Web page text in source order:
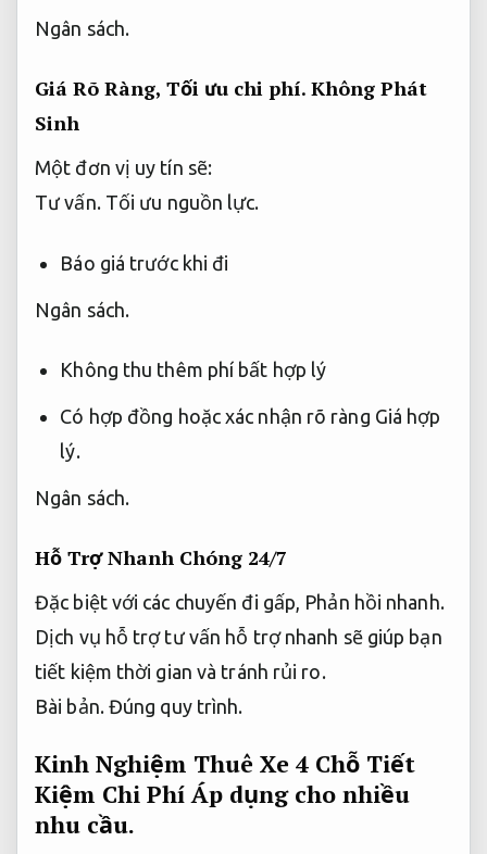
Ngân sách.
Giá Rõ Ràng, Tối ưu chi phí. Không Phát
Sinh
Một đơn vị uy tín sẽ:
Tư vấn. Tối ưu nguồn lực.
Báo giá trước khi đi
Ngân sách.
Không thu thêm phí bất hợp lý
Có hợp đồng hoặc xác nhận rõ ràng Giá hợp
lý.
Ngân sách.
Hỗ Trợ Nhanh Chóng 24/7
Đặc biệt với các chuyến đi gấp, Phản hồi nhanh.
Dịch vụ hỗ trợ tư vấn hỗ trợ nhanh sẽ giúp bạn
tiết kiệm thời gian và tránh rủi ro.
Bài bản. Đúng quy trình.
Kinh Nghiệm Thuê Xe 4 Chỗ Tiết
Kiệm Chi PhíÁp dụng cho nhiều
nhu cầu.